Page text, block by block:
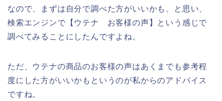
なので、まずは自分で調べた方がいいかも、と思い、
検索エンジンで【ウテナ お客様の声】という感じで
調べてみることにしたんですよね。
ただ、ウテナの商品のお客様の声はあくまでも参考程
度にした方がいいかもというのが私からのアドバイス
ですね。